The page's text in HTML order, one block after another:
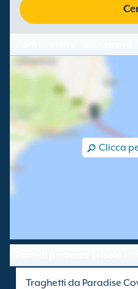
Porti Traghetti
Gestione Prenotazioni
Clicca
Traghetti da Paradise